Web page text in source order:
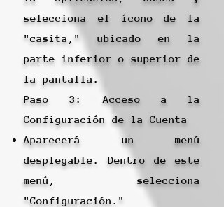
selecciona el ícono de la
"casita," ubicado en la
parte inferior o superior de
la pantalla.
Paso 3: Acceso a la
Configuración de la Cuenta
Aparecerá un menú
desplegable. Dentro de este
menú, selecciona
"Configuración."